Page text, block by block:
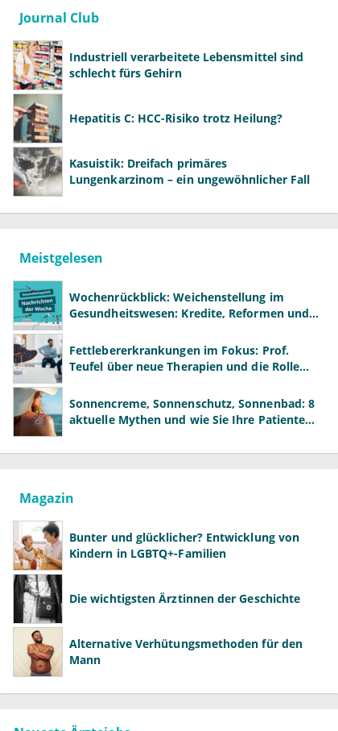
Journal Club
Industriell verarbeitete Lebensmittel sind
schlecht fürs Gehirn
Hepatitis C: HCC-Risiko trotz Heilung?
Kasuistik: Dreifach primäres
Lungenkarzinom – ein ungewöhnlicher Fall
Meistgelesen
Wochenrückblick: Weichenstellung im
Gesundheitswesen: Kredite, Reformen und
Fettlebererkrankungen im Fokus: Prof.
Teufel über neue Therapien und die Rolle
Sonnencreme, Sonnenschutz, Sonnenbad: 8
aktuelle Mythen und wie Sie Ihre Patienten
Magazin
Bunter und glücklicher? Entwicklung von
Kindern in LGBTQ+-Familien
Die wichtigsten Ärztinnen der Geschichte
Alternative Verhütungsmethoden für den
Mann